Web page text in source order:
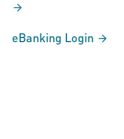
eBanking Login